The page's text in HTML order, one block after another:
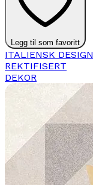
Legg til som favoritt
ITALIENSK DESIGN
REKTIFISERT
DEKOR